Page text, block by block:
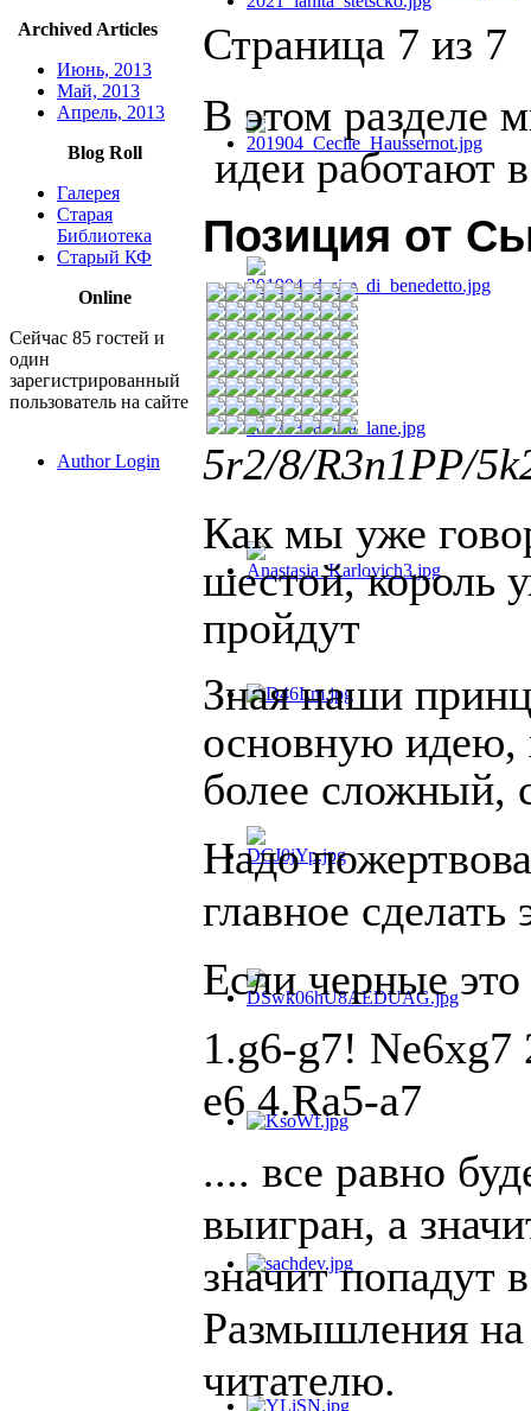
Archived Articles
Июнь, 2013
Май, 2013
Апрель, 2013
Blog Roll
Галерея
Старая
Библиотека
Старый КФ
Online
Сейчас 85 гостей и
один
зарегистрированный
пользователь на сайте
Author Login
Страница 7 из 7
В этом разделе
идеи работают
Позиция от
5r2/8/R3n1PP/
Как мы уже
шестой, король
пройдут
Зная наши
основную идею,
более сложный,
Надо
главное
Если черные
1.g6-g7!
e6 4.Ra5-a7
.... все равно
выигран, а
значит попадут
Размышления
читателю.